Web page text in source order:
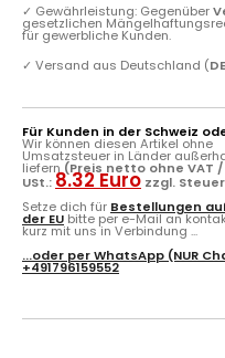
✓ Gewährleistung: Gegenüber
gesetzlichen
für gewerbliche Kunden.
✓ Versand aus Deutschland (DE
Für Kunden in der Schweiz
Wir können diesen Artikel ohne
Umsatzsteuer in Länder
liefern(Preis netto ohne VAT /
USt.: 8.32 Euro zzgl.
Setze dich für Bestellungen
der EU bitte per e-Mail an
kurz mit uns in Verbindung ...
...oder perWhatsApp (NUR
+491796159552